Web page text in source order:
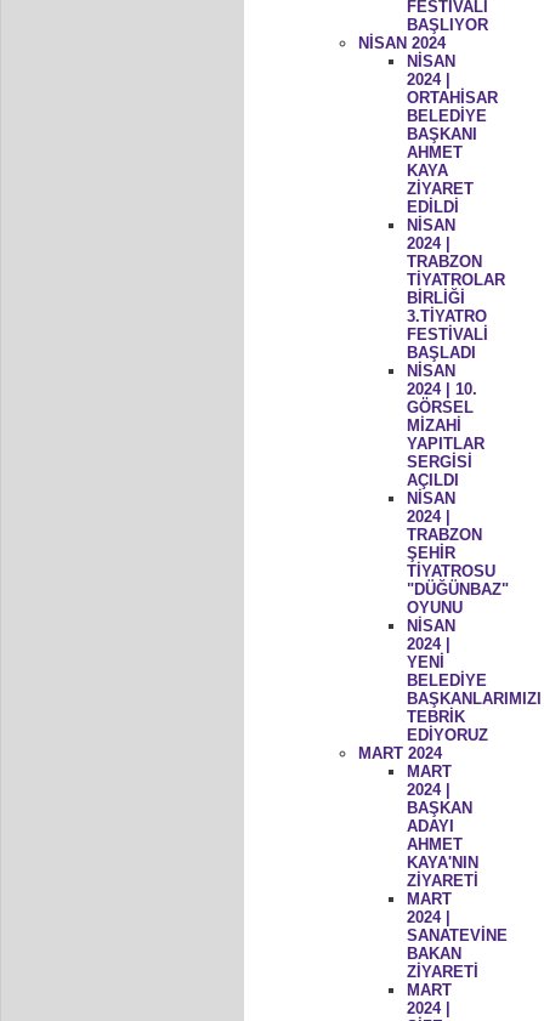
FESTİVALİ
BAŞLIYOR
NİSAN 2024
NİSAN
2024 |
ORTAHİSAR
BELEDİYE
BAŞKANI
AHMET
KAYA
ZİYARET
EDİLDİ
NİSAN
2024 |
TRABZON
TİYATROLAR
BİRLİĞİ
3.TİYATRO
FESTİVALİ
BAŞLADI
NİSAN
2024 | 10.
GÖRSEL
MİZAHİ
YAPITLAR
SERGİSİ
AÇILDI
NİSAN
2024 |
TRABZON
ŞEHİR
TİYATROSU
"DÜĞÜNBAZ"
OYUNU
NİSAN
2024 |
YENİ
BELEDİYE
BAŞKANLARIMIZI
TEBRİK
EDİYORUZ
MART 2024
MART
2024 |
BAŞKAN
ADAYI
AHMET
KAYA'NIN
ZİYARETİ
MART
2024 |
SANATEVİNE
BAKAN
ZİYARETİ
MART
2024 |